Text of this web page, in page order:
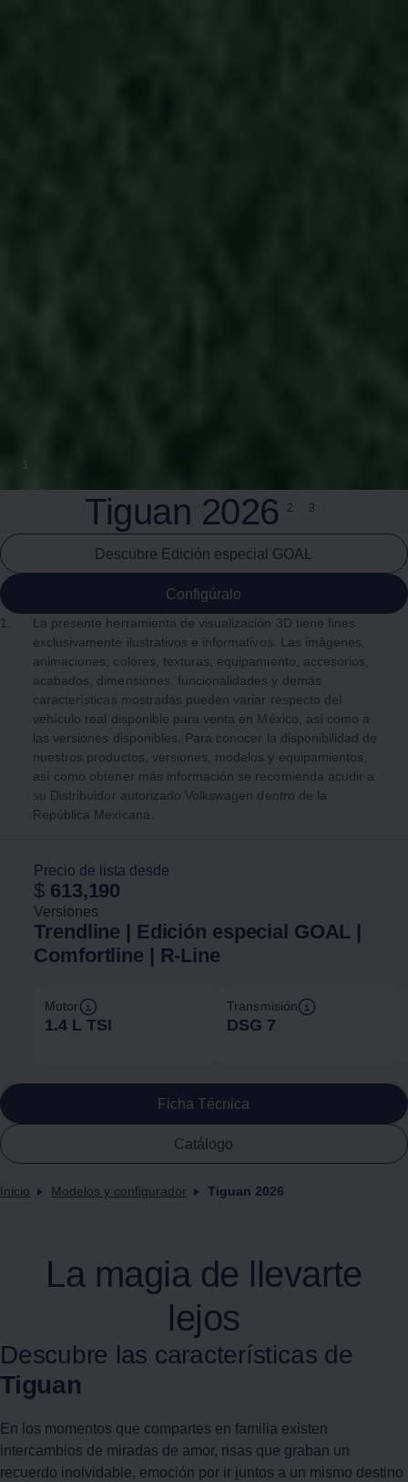
1
Tiguan 2026 2 3
Descubre Edición especial GOAL
Configúralo
1.
La presente herramienta de visualización 3D tiene fines
exclusivamente ilustrativos e informativos. Las imágenes,
animaciones, colores, texturas, equipamiento, accesorios,
acabados, dimensiones, funcionalidades y demás
características mostradas pueden variar respecto del
vehículo real disponible para venta en México, así como a
las versiones disponibles. Para conocer la disponibilidad de
nuestros productos, versiones, modelos y equipamientos,
así como obtener más información se recomienda acudir a
su Distribuidor autorizado Volkswagen dentro de la
República Mexicana.
Precio de lista desde
$ 613,190
Versiones
Trendline | Edición especial GOAL |
Comfortline | R-Line
Motor
1.4 L TSI
Transmisión
DSG 7
Ficha Técnica
Catálogo
Inicio Modelos y configurador Tiguan 2026
La magia de llevarte
lejos
Descubre las características de
Tiguan
En los momentos que compartes en familia existen
intercambios de miradas de amor, risas que graban un
recuerdo inolvidable, emoción por ir juntos a un mismo destino